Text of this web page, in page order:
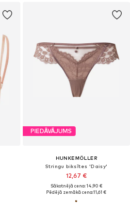
PIEDĀVĀJUMS
HUNKEMÖLLER
Stringu biksītes 'Daisy'
12,67 €
Sākotnējā cena: 14,90 €
Pēdējā zemākā cena:11,61 €